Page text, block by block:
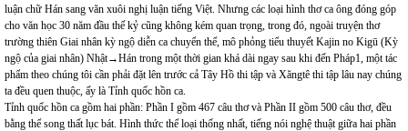
luận chữ Hán sang văn xuôi nghị luận tiếng Việt. Nhưng các loại hình thơ ca ông đóng góp
cho văn học 30 năm đầu thế kỷ cũng không kém quan trọng, trong đó, ngoài truyện thơ
trường thiên Giai nhân kỳ ngộ diễn ca chuyển thể, mô phỏng tiểu thuyết Kajin no Kigū (Kỳ
ngộ của giai nhân) Nhật→Hán trong một thời gian khá dài ngay sau khi đến Pháp1, một tác
phẩm theo chúng tôi cần phải đặt lên trước cả Tây Hồ thi tập và Xăngtê thi tập lâu nay chúng
ta đều quen thuộc, ấy là Tỉnh quốc hồn ca.
Tỉnh quốc hồn ca gồm hai phần: Phần I gồm 467 câu thơ và Phần II gồm 500 câu thơ, đều
bằng thể song thất lục bát. Hình thức thể loại thống nhất, tiếng nói nghệ thuật giữa hai phần